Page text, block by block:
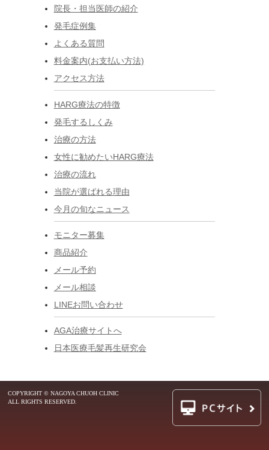
院長・担当医師の紹介
発毛症例集
よくある質問
料金案内(お支払い方法)
アクセス方法
HARG療法の特徴
発毛するしくみ
治療の方法
女性に勧めたいHARG療法
治療の流れ
当院が選ばれる理由
今月の旬なニュース
モニター募集
商品紹介
メール予約
メール相談
LINEお問い合わせ
AGA治療サイトへ
日本医療毛髪再生研究会
COPYRIGHT © NAGOYA CHUOH CLINIC
ALL RIGHTS RESERVED.